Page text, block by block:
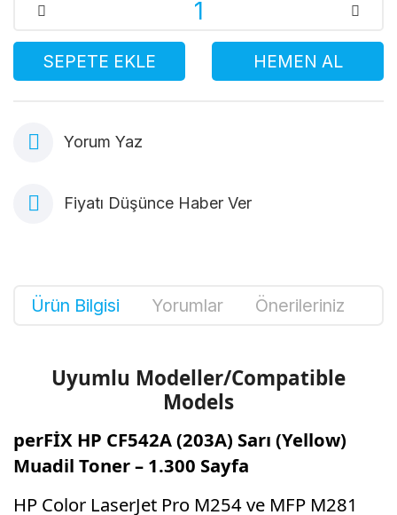
SEPETE EKLE HEMEN AL
Yorum Yaz
Fiyatı Düşünce Haber Ver
Ürün Bilgisi Yorumlar Önerileriniz
Uyumlu Modeller/Compatible
Models
perFİX HP CF542A (203A) Sarı (Yellow)
Muadil Toner – 1.300 Sayfa
HP Color LaserJet Pro M254 ve MFP M281